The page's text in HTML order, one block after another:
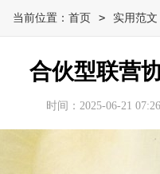
当前位置： 首页 > 实用范文
合伙型联营
时间：2025-06-21